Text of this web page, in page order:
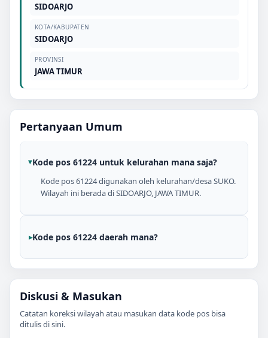
SIDOARJO
KOTA/KABUPATEN
SIDOARJO
PROVINSI
JAWA TIMUR
Pertanyaan Umum
Kode pos 61224 untuk kelurahan mana saja?
Kode pos 61224 digunakan oleh kelurahan/desa SUKO.
Wilayah ini berada di SIDOARJO, JAWA TIMUR.
Kode pos 61224 daerah mana?
Diskusi & Masukan
Catatan koreksi wilayah atau masukan data kode pos bisa
ditulis di sini.